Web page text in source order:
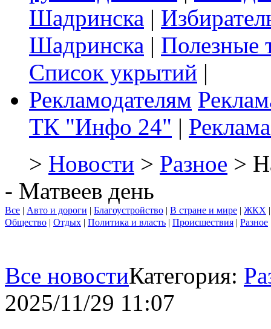
Шадринска |
Шадринска | Полезные
Список укрытий |
Рекламодателям
ТК "Инфо 24" |
> Новости > Разное >
- Матвеев день
Все | Авто и дороги | Благоустройство | В стране и мире | ЖКХ
Общество | Отдых | Политика и власть | Происшествия | Разное
Все новостиКатегория:
2025/11/29 11:07